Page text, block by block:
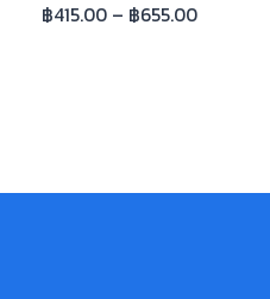
฿415.00 – ฿655.00